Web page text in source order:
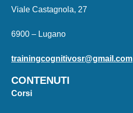
Viale Castagnola, 27
6900 – Lugano
trainingcognitivosr@gmail.com
CONTENUTI
Corsi